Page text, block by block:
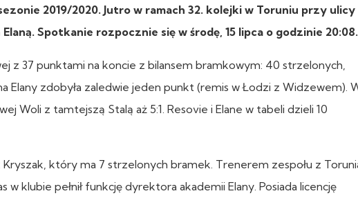
2019/2020. Jutro w ramach 32. kolejki w Toruniu przy ulicy
Spotkanie rozpocznie się w środę, 15 lipca o godzinie 20:08.
z 37 punktami na koncie z bilansem bramkowym: 40 strzelonych,
Elany zdobyła zaledwie jeden punkt (remis w Łodzi z Widzewem).
Woli z tamtejszą Stalą aż 5:1. Resovie i Elane w tabeli dzieli 10
który ma 7 strzelonych bramek. Trenerem zespołu z
klubie pełnił funkcję dyrektora akademii Elany. Posiada licencję